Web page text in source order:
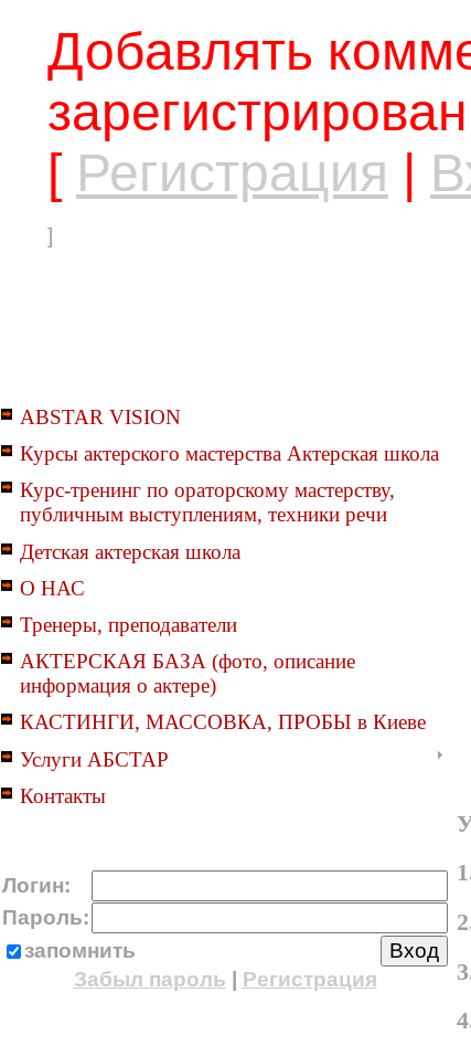
Добавлять
[ Регистрация
]
ABSTAR VISION
Курсы актерского мастерства Актерская школа
Курс-тренинг по ораторскому мастерству,
публичным выступлениям, техники речи
Детская актерская школа
О НАС
Тренеры, преподаватели
АКТЕРСКАЯ БАЗА (фото, описание
информация о актере)
КАСТИНГИ, МАССОВКА, ПРОБЫ в Киеве
Услуги АБСТАР
Контакты
Логин:
Пароль:
запомнить
Забыл пароль
Регистрация